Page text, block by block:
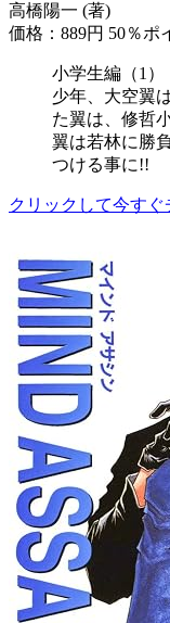
高橋陽一 (著)
価格：889円 50％ポ
小学生編（1
少年、大空翼
た翼は、修哲
翼は若林に勝
つける事に!!
クリックして今すぐ